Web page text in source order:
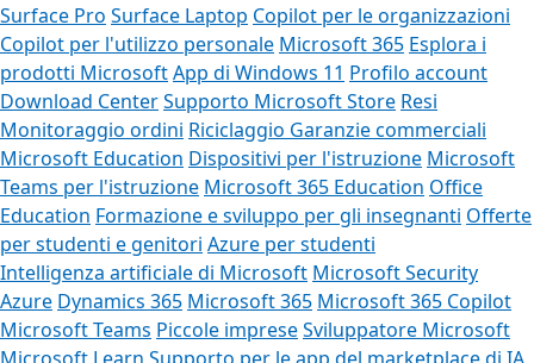
Surface Pro Surface Laptop Copilot per le organizzazioni
Copilot per l'utilizzo personale Microsoft 365 Esplora i
prodotti MicrosoftApp di Windows 11 Profilo account
Download CenterSupporto Microsoft Store Resi
Monitoraggio ordini Riciclaggio Garanzie commerciali
Microsoft Education Dispositivi per l'istruzione Microsoft
Teams per l'istruzione Microsoft 365 Education Office
Education Formazione e sviluppo per gli insegnanti Offerte
per studenti e genitori Azure per studenti
Intelligenza artificiale di Microsoft Microsoft Security
Azure Dynamics 365 Microsoft 365 Microsoft 365 Copilot
Microsoft Teams Piccole impreseSviluppatore Microsoft
Microsoft Learn Supporto per le app del marketplace di IA